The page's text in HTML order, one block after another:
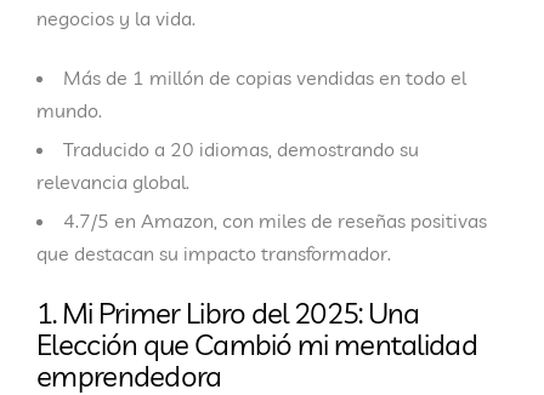
negocios y la vida.
Más de 1 millón de copias vendidas en todo el
mundo.
Traducido a 20 idiomas, demostrando su
relevancia global.
4.7/5 en Amazon, con miles de reseñas positivas
que destacan su impacto transformador.
1. Mi Primer Libro del 2025: Una
Elección que Cambió mi mentalidad
emprendedora